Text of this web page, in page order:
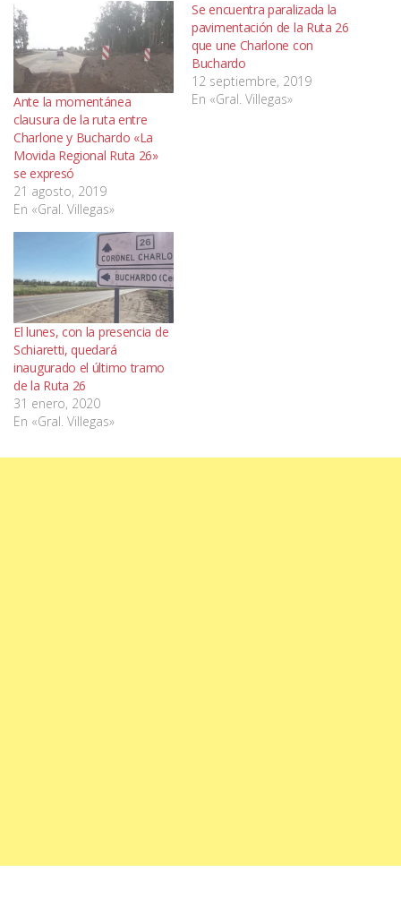
Ante la momentánea
clausura de la ruta entre
Charlone y Buchardo «La
Movida Regional Ruta 26»
se expresó
21 agosto, 2019
En «Gral. Villegas»
Se encuentra paralizada la
pavimentación de la Ruta 26
que une Charlone con
Buchardo
12 septiembre, 2019
En «Gral. Villegas»
El lunes, con la presencia de
Schiaretti, quedará
inaugurado el último tramo
de la Ruta 26
31 enero, 2020
En «Gral. Villegas»